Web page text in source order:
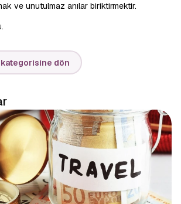
ve unutulmaz anılar biriktirmektir.
dön